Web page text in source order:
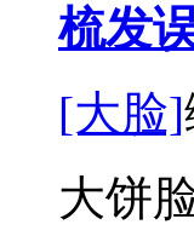
梳发
[大脸]
大饼